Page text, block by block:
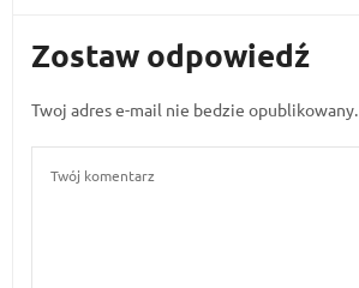
Zostaw odpowiedź
Twoj adres e-mail nie bedzie opublikowany.